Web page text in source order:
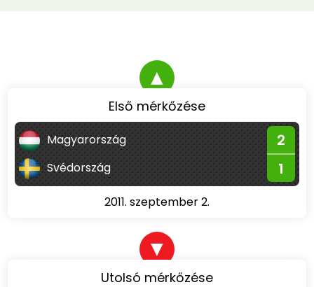
▲
Első mérkőzése
Magyarország 2
Svédország 1
2011. szeptember 2.
▼
Utolsó mérkőzése